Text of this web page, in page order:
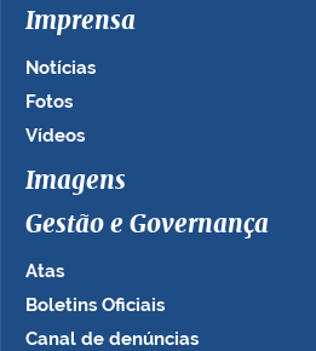
Imprensa
Notícias
Fotos
Vídeos
Imagens
Gestão e Governança
Atas
Boletins Oficiais
Canal de denúncias